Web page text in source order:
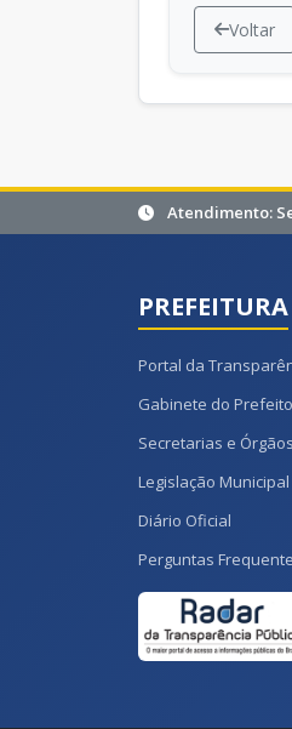
Voltar
Atendimento:
PREFEITURA
Portal da
Gabinete do Prefeito
Secretarias e Órgãos
Legislação Municipal
Diário Oficial
Perguntas